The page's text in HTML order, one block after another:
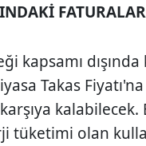
kapsamı
Takas
tüketimi olan